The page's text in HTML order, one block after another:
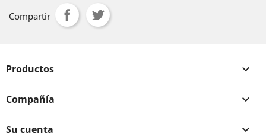
Compartir
Productos 
Compañía 
Su cuenta 